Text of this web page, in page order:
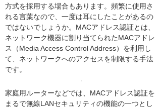
方式を採用する場合もあります。頻繁に使用さ
れる言葉なので、一度は耳にしたことがあるの
ではないでしょうか。MACアドレス認証とは、
ネットワーク機器に割り当てられたMACアドレ
ス（Media Access Control Address）を利用し
て、ネットワークへのアクセスを制限する手法
です。
家庭用ルーターなどでは、MACアドレス認証を
まるで無線LANセキュリティの機能の一つとし